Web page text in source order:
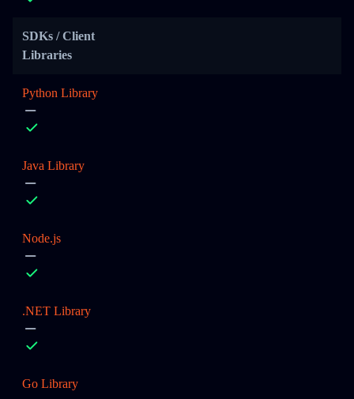
SDKs / Client
Libraries
Python Library
Java Library
Node.js
.NET Library
Go Library